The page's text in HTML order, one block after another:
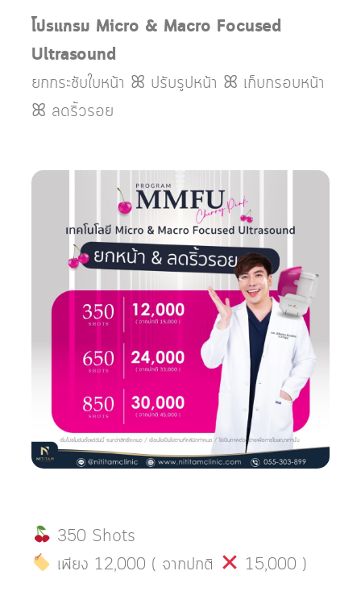
โปรแกรม Micro & Macro Focused
Ultrasound
ยกกระชับใบหน้า ꕤ ปรับรูปหน้า ꕤ เก็บกรอบหน้า
ꕤ ลดริ้วรอย
350 Shots
เพียง 12,000 ( จากปกติ
15,000 )